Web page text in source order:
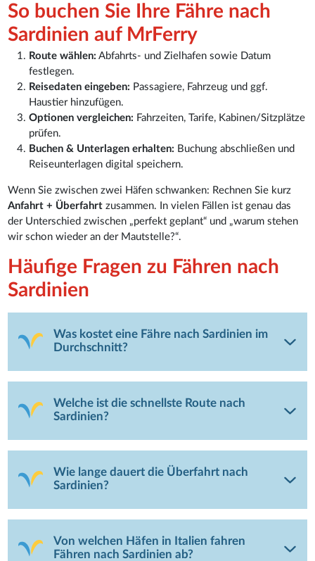
So buchen Sie Ihre Fähre nach
Sardinien auf MrFerry
Route wählen: Abfahrts- und Zielhafen sowie Datum
festlegen.
Reisedaten eingeben: Passagiere, Fahrzeug und ggf.
Haustier hinzufügen.
Optionen vergleichen: Fahrzeiten, Tarife, Kabinen/Sitzplätze
prüfen.
Buchen & Unterlagen erhalten: Buchung abschließen und
Reiseunterlagen digital speichern.
Wenn Sie zwischen zwei Häfen schwanken: Rechnen Sie kurz
Anfahrt + Überfahrt zusammen. In vielen Fällen ist genau das
der Unterschied zwischen „perfekt geplant“ und „warum stehen
wir schon wieder an der Mautstelle?“.
Häufige Fragen zu Fähren nach
Sardinien
Was kostet eine Fähre nach Sardinien im
Durchschnitt?
Welche ist die schnellste Route nach
Sardinien?
Wie lange dauert die Überfahrt nach
Sardinien?
Von welchen Häfen in Italien fahren
Fähren nach Sardinien ab?